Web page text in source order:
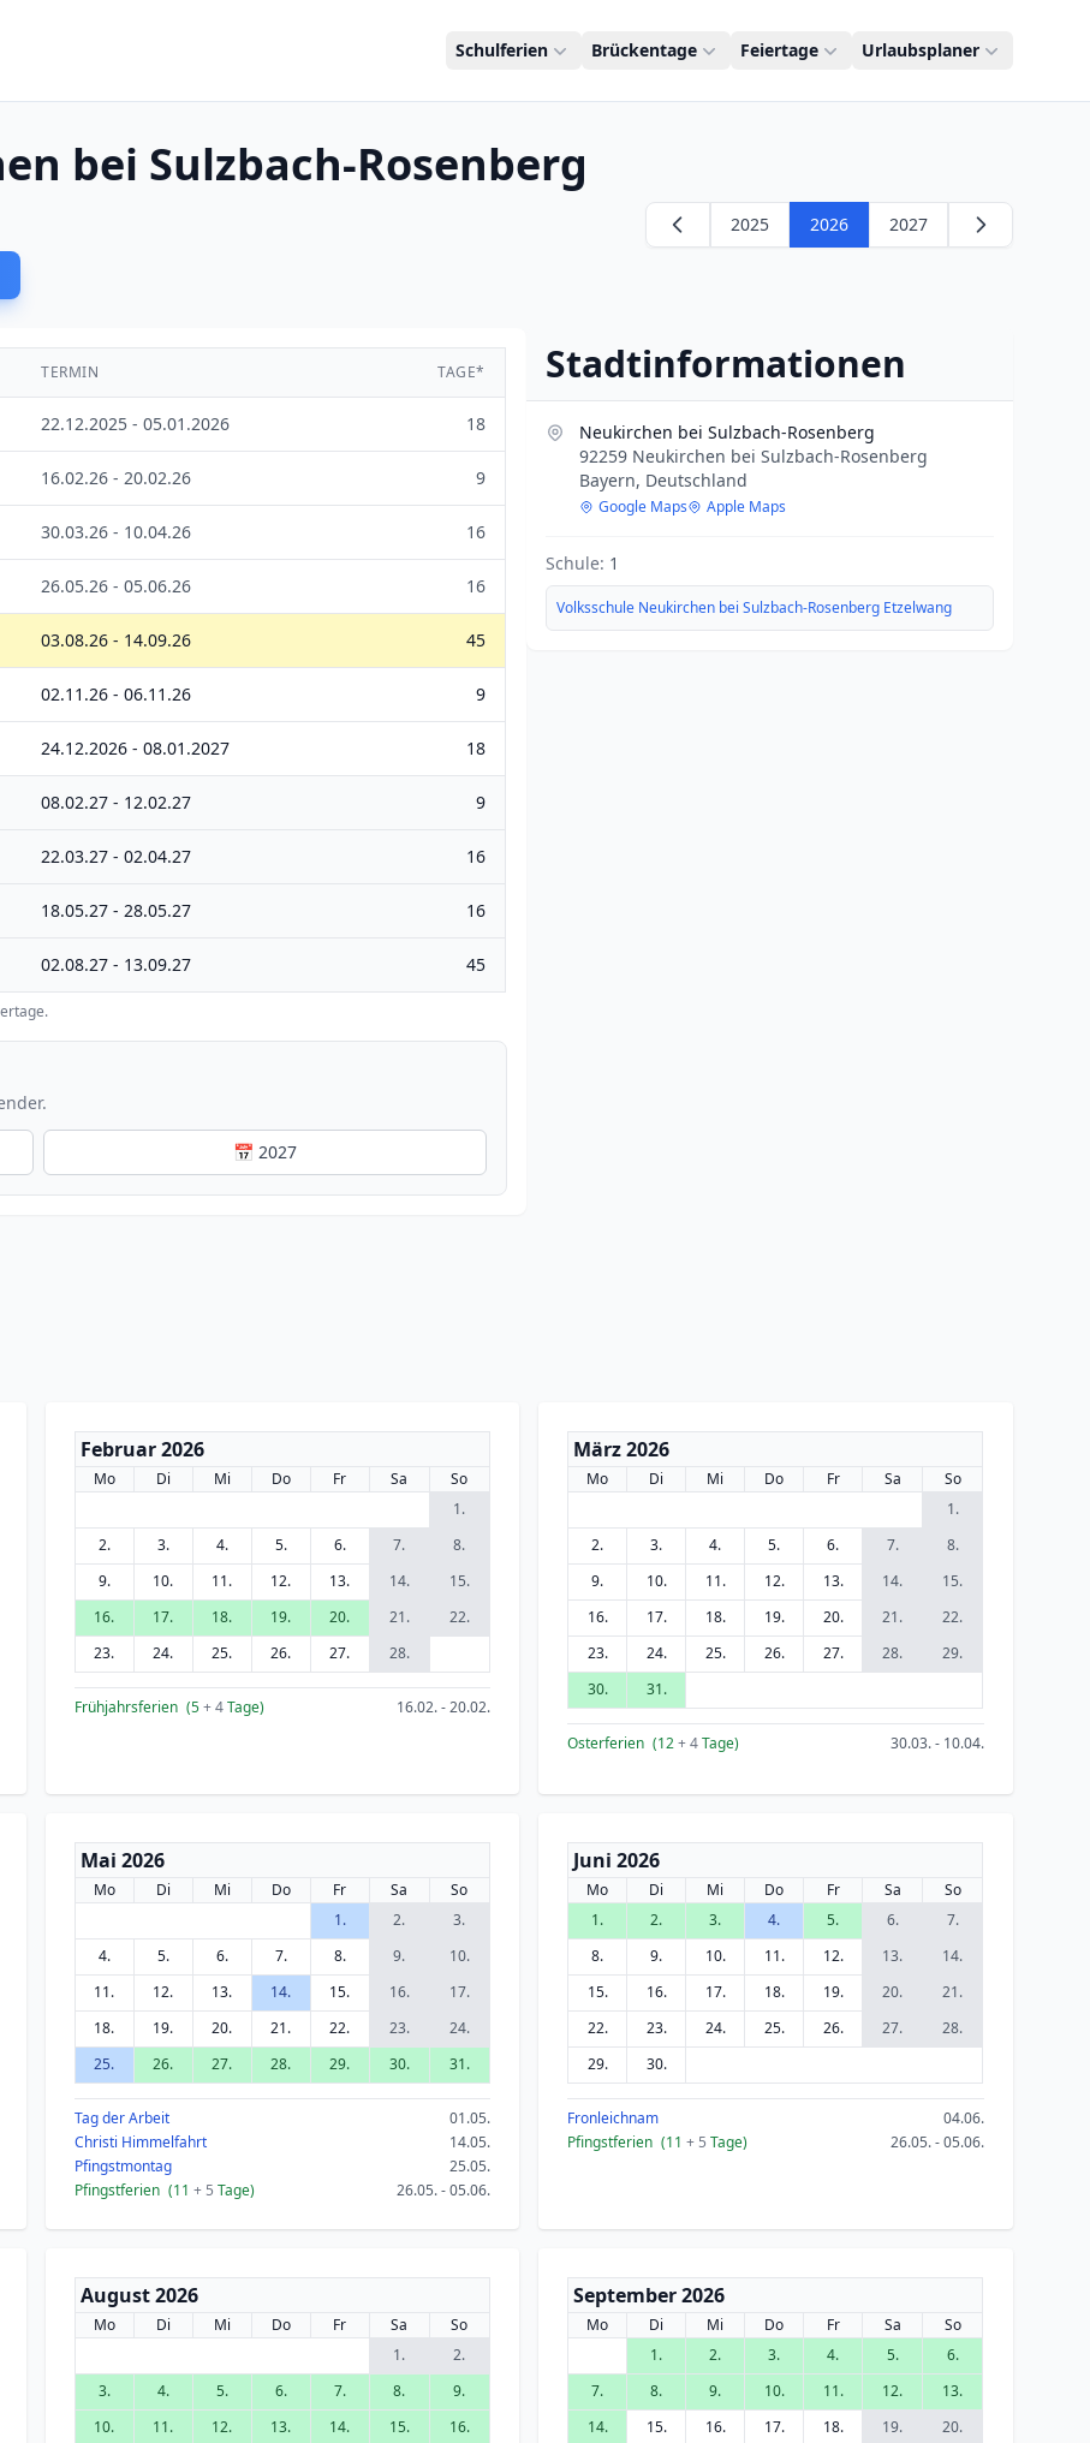
Schulferien Brückentage Feiertage Urlaubsplaner
bei Sulzbach-Rosenberg
2025 2026 2027
TERMIN TAGE*
22.12.2025 - 05.01.2026 18
16.02.26 - 20.02.26 9
30.03.26 - 10.04.26 16
26.05.26 - 05.06.26 16
03.08.26 - 14.09.26 45
02.11.26 - 06.11.26 9
24.12.2026 - 08.01.2027 18
08.02.27 - 12.02.27 9
22.03.27 - 02.04.27 16
18.05.27 - 28.05.27 16
02.08.27 - 13.09.27 45
📅 2027
Stadtinformationen
Neukirchen bei Sulzbach-Rosenberg
92259 Neukirchen bei Sulzbach-Rosenberg
Bayern, Deutschland
Google Maps Apple Maps
Schule: 1
Volksschule Neukirchen bei Sulzbach-Rosenberg Etzelwang
Februar 2026
Mo Di Mi Do Fr Sa
So
1.
2.
3. 4. 5. 6. 7.
8.
9.
10. 11. 12. 13. 14.
15.
16.
17. 18. 19. 20. 21.
22.
23.
24. 25. 26. 27. 28.
Frühjahrsferien (5+ 4Tage) 16.02. - 20.02.
März 2026
Mo Di Mi Do Fr Sa
So
1.
2.
3. 4. 5. 6. 7.
8.
9.
10. 11. 12. 13. 14.
15.
16.
17. 18. 19. 20. 21.
22.
23.
24. 25. 26. 27. 28.
29.
30.
31.
Osterferien (12+ 4Tage) 30.03. - 10.04.
Mai 2026
Mo Di Mi Do Fr Sa
So
1.
2.
3.
4.
5. 6. 7. 8. 9.
10.
11.
12. 13. 14. 15. 16.
17.
18.
19. 20. 21. 22. 23.
24.
25.
26. 27. 28. 29. 30. 31.
Tag der Arbeit
01.05.
Christi Himmelfahrt
14.05.
Pfingstmontag
25.05.
Pfingstferien (11 + 5 Tage) 26.05. - 05.06.
Juni 2026
Mo Di Mi Do Fr Sa
So
1.
2. 3. 4. 5. 6.
7.
8.
9. 10. 11. 12. 13.
14.
15.
16. 17. 18. 19. 20.
21.
22.
23. 24. 25. 26. 27.
28.
29.
30.
Fronleichnam
04.06.
Pfingstferien (11+ 5 Tage) 26.05. - 05.06.
August 2026
Mo Di Mi Do Fr Sa
So
1.
2.
3.
4. 5. 6. 7. 8.
9.
10.
11. 12. 13. 14. 15.
16.
September 2026
Mo Di Mi Do Fr Sa
So
1.
2. 3. 4. 5.
6.
7.
8. 9. 10. 11. 12.
13.
14.
15. 16. 17. 18. 19.
20.